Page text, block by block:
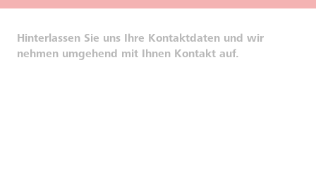
Hinterlassen Sie uns Ihre Kontaktdaten und wir
nehmen umgehend mit Ihnen Kontakt auf.